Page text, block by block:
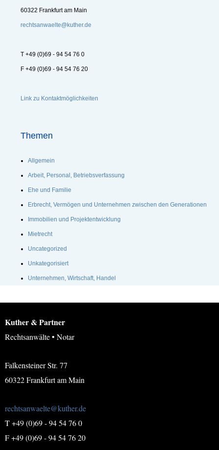
60322 Frankfurt am Main
rechtsanwaelte@kuther.de
T +49 (0)69 - 94 54 76 0
F +49 (0)69 - 94 54 76 20
Link zu Kontaktmöglichkeiten
Themen
Allgemein
Arbeit, Personal, Betriebsverfassung
Ehe und Familie
Erbrecht, Vermögen und Unternehmen zwischen den Generationen
Immobilien und Projektentwicklung
Mietrecht
Uncategorized
Unkategorisiert
Unternehmen, Wirtschaft, Handel
Kuther & Partner
Rechtsanwälte • Notar
Falkensteiner Str. 77
60322 Frankfurt am Main
rechtsanwaelte@kuther.de
T +49 (0)69 - 94 54 76 0
F +49 (0)69 - 94 54 76 20